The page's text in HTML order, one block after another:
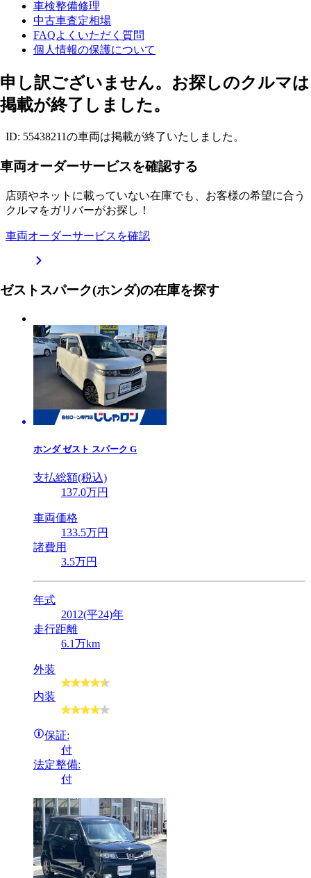
車検整備修理
中古車査定相場
FAQよくいただく質問
個人情報の保護について
申し訳ございません。お探しのクルマは
掲載が終了しました。
ID: 55438211の車両は掲載が終了いたしました。
車両オーダーサービスを確認する
店頭やネットに載っていない在庫でも、お客様の希望に合う
クルマをガリバーがお探し！
車両オーダーサービスを確認
ゼストスパーク(ホンダ)の在庫を探す
ホンダ ゼスト スパーク G
支払総額(税込)
137.0万円
車両価格
133.5万円
諸費用
3.5万円
年式
2012(平24)年
走行距離
6.1万km
外装
内装
保証:
付
法定整備:
付